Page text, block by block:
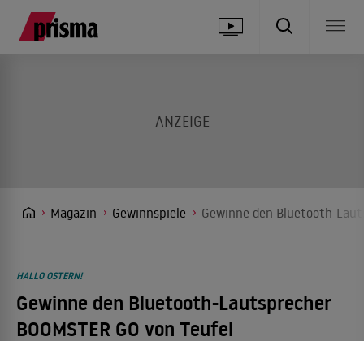
Magazin Gewinnspiele Gewinne den Bluetooth-
HALLO OSTERN!
Gewinne den Bluetooth-Lautsprecher
BOOMSTER GO von Teufel